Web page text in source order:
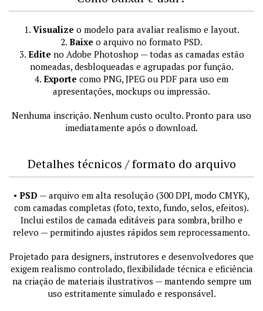
1. Visualize o modelo para avaliar realismo e layout.
2. Baixe o arquivo no formato PSD.
3. Edite no Adobe Photoshop — todas as camadas estão
nomeadas, desbloqueadas e agrupadas por função.
4. Exporte como PNG, JPEG ou PDF para uso em
apresentações, mockups ou impressão.
Nenhuma inscrição. Nenhum custo oculto. Pronto para uso
imediatamente após o download.
Detalhes técnicos / formato do arquivo
• PSD — arquivo em alta resolução (300 DPI, modo CMYK),
com camadas completas (foto, texto, fundo, selos, efeitos).
Inclui estilos de camada editáveis para sombra, brilho e
relevo — permitindo ajustes rápidos sem reprocessamento.
Projetado para designers, instrutores e desenvolvedores que
exigem realismo controlado, flexibilidade técnica e eficiência
na criação de materiais ilustrativos — mantendo sempre um
uso estritamente simulado e responsável.